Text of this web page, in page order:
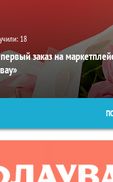
18
заказ на